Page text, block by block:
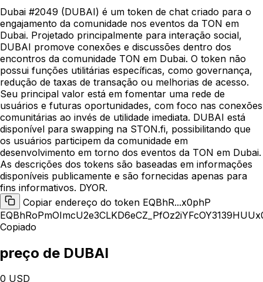
Dubai #2049 (DUBAI) é um token de chat criado para o
engajamento da comunidade nos eventos da TON em
Dubai. Projetado principalmente para interação social,
DUBAI promove conexões e discussões dentro dos
encontros da comunidade TON em Dubai. O token não
possui funções utilitárias específicas, como governança,
redução de taxas de transação ou melhorias de acesso.
Seu principal valor está em fomentar uma rede de
usuários e futuras oportunidades, com foco nas conexões
comunitárias ao invés de utilidade imediata. DUBAI está
disponível para swapping na STON.fi, possibilitando que
os usuários participem da comunidade em
desenvolvimento em torno dos eventos da TON em Dubai.
As descrições dos tokens são baseadas em informações
disponíveis publicamente e são fornecidas apenas para
fins informativos. DYOR.
Copiar endereço do token EQBhR...x0phP
Copiado
preço de DUBAI
0 USD